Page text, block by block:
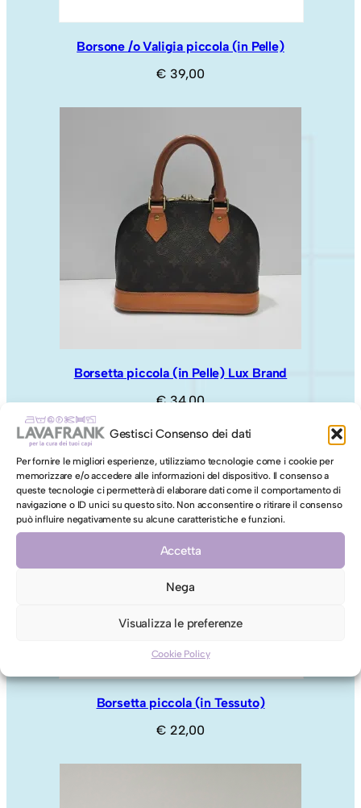
Gestisci Consenso dei dati
Per fornire le migliori esperienze, utilizziamo tecnologie come i cookie per
memorizzare e/o accedere alle informazioni del dispositivo. Il consenso a
queste tecnologie ci permetterà di elaborare dati come il comportamento di
navigazione o ID unici su questo sito. Non acconsentire o ritirare il consenso
può influire negativamente su alcune caratteristiche e funzioni.
Accetta
Nega
Visualizza le preferenze
Cookie Policy
Borsone /o Valigia piccola (in Pelle)
€ 39,00
Borsetta piccola (in Pelle) Lux Brand
€34,00
Borsetta piccola (in Tessuto)
€ 22,00